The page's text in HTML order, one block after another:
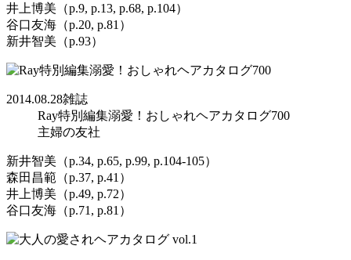
井上博美（p.9, p.13, p.68, p.104）
谷口友海（p.20, p.81）
新井智美（p.93）
2014.08.28雑誌
Ray特別編集溺愛！おしゃれヘアカタログ700
主婦の友社
新井智美（p.34, p.65, p.99, p.104-105）
森田昌範（p.37, p.41）
井上博美（p.49, p.72）
谷口友海（p.71, p.81）